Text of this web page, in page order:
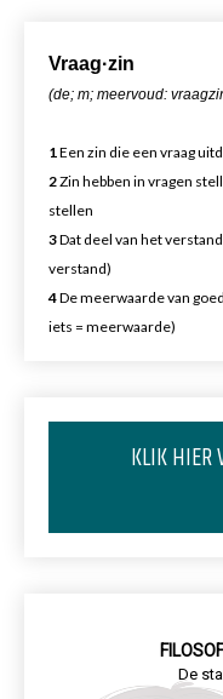
Vraag·zin
(de; m; meervoud:
1Een zin die een vraag
2Zin hebben in vragen
stellen
3Dat deel van het
verstand)
4De meerwaarde van
iets = meerwaarde)
KLIK HIER
De